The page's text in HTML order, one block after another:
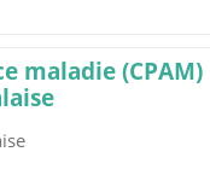
maladie (CPAM)